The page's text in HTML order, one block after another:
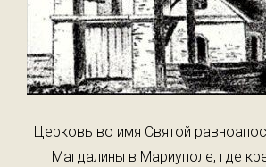
Церковь во имя Святой
Магдалины в Мариуполе, где